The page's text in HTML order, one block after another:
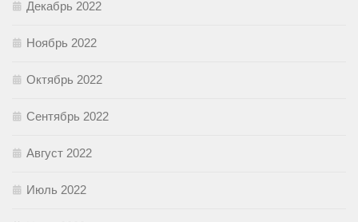
Декабрь 2022
Ноябрь 2022
Октябрь 2022
Сентябрь 2022
Август 2022
Июль 2022